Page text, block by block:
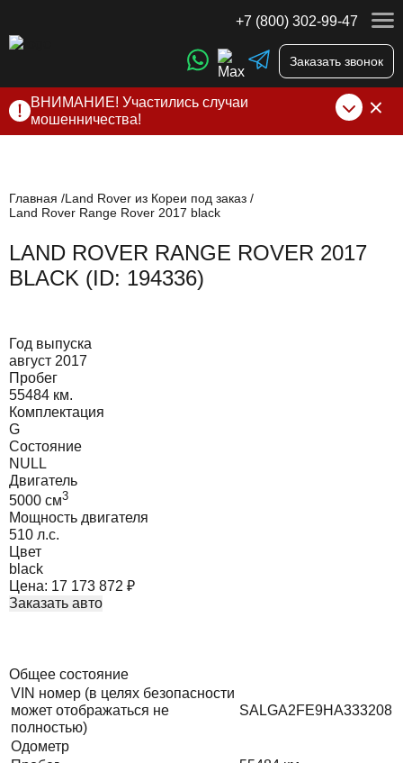
+7 (800) 302-99-47
Заказать звонок
ВНИМАНИЕ! Участились случаи
мошенничества!
нами по официальнымконтактам, указанным в соц сетях
и на сайте
Главная
Land Rover из Кореи под заказ
Land Rover Range Rover 2017 black
LAND ROVER RANGE ROVER 2017
BLACK (ID: 194336)
Год выпуска
август 2017
Пробег
55484 км.
Комплектация
G
Состояние
NULL
Двигатель
5000 cм3
Мощность двигателя
510 л.с.
Цвет
black
Цена: 17 173 872 ₽
Заказать авто
Общее состояние
VIN номер (в целях безопасности
может отображаться не
полностью)
SALGA2FE9HA333208
Одометр